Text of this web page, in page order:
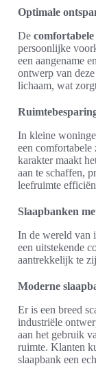
Optimale
De
persoonlijke
een aangename
ontwerp van
lichaam, wat
In kleine
een
karakter maakt
aan te schaffen,
leefruimte
Slaapbanken
In de wereld van
een uitstekende
aantrekkelijk te
Moderne
Er is een breed
industriële
aan het gebruik
ruimte. Klanten
slaapbank een